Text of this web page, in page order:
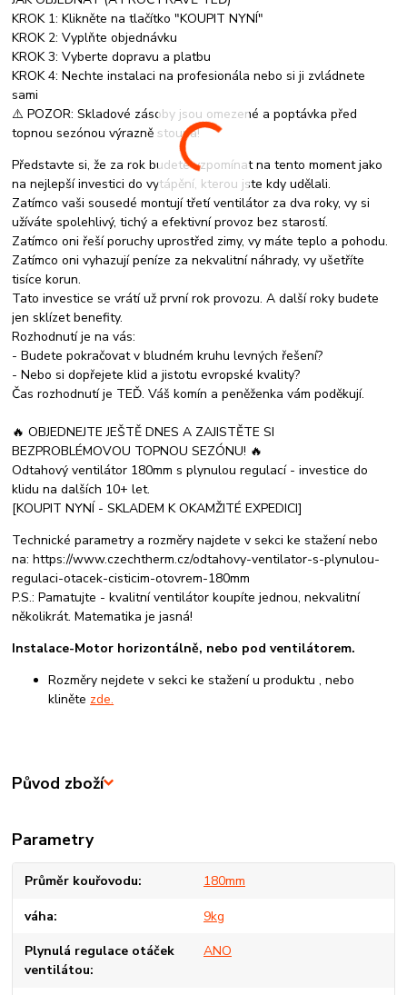
KROK 1: Klikněte na tlačítko "KOUPIT NYNÍ"
KROK 2: Vyplňte objednávku
KROK 3: Vyberte dopravu a platbu
KROK 4: Nechte instalaci na profesionála nebo si ji zvládnete
sami
⚠️ POZOR: Skladové zásoby jsou omezené a poptávka před
topnou sezónou výrazně stoupá!
Představte si, že za rok budete vzpomínat na tento moment jako
na nejlepší investici do vytápění, kterou jste kdy udělali.
Zatímco vaši sousedé montují třetí ventilátor za dva roky, vy si
užíváte spolehlivý, tichý a efektivní provoz bez starostí.
Zatímco oni řeší poruchy uprostřed zimy, vy máte teplo a pohodu.
Zatímco oni vyhazují peníze za nekvalitní náhrady, vy ušetříte
tisíce korun.
Tato investice se vrátí už první rok provozu. A další roky budete
jen sklízet benefity.
Rozhodnutí je na vás:
- Budete pokračovat v bludném kruhu levných řešení?
- Nebo si dopřejete klid a jistotu evropské kvality?
Čas rozhodnutí je TEĎ. Váš komín a peněženka vám poděkují.
🔥 OBJEDNEJTE JEŠTĚ DNES A ZAJISTĚTE SI
BEZPROBLÉMOVOU TOPNOU SEZÓNU! 🔥
Odtahový ventilátor 180mm s plynulou regulací - investice do
klidu na dalších 10+ let.
[KOUPIT NYNÍ - SKLADEM K OKAMŽITÉ EXPEDICI]
Technické parametry a rozměry najdete v sekci ke stažení nebo
na: https://www.czechtherm.cz/odtahovy-ventilator-s-plynulou-
regulaci-otacek-cisticim-otovrem-180mm
P.S.: Pamatujte - kvalitní ventilátor koupíte jednou, nekvalitní
několikrát. Matematika je jasná!
Instalace-Motor horizontálně, nebo pod ventilátorem.
Rozměry nejdete v sekci ke stažení u produktu , nebo
kliněte zde.
Původ zboží
Parametry
Průměr kouřovodu 180mm
váha 9kg
Plynulá regulace otáček
ventilátou
ANO